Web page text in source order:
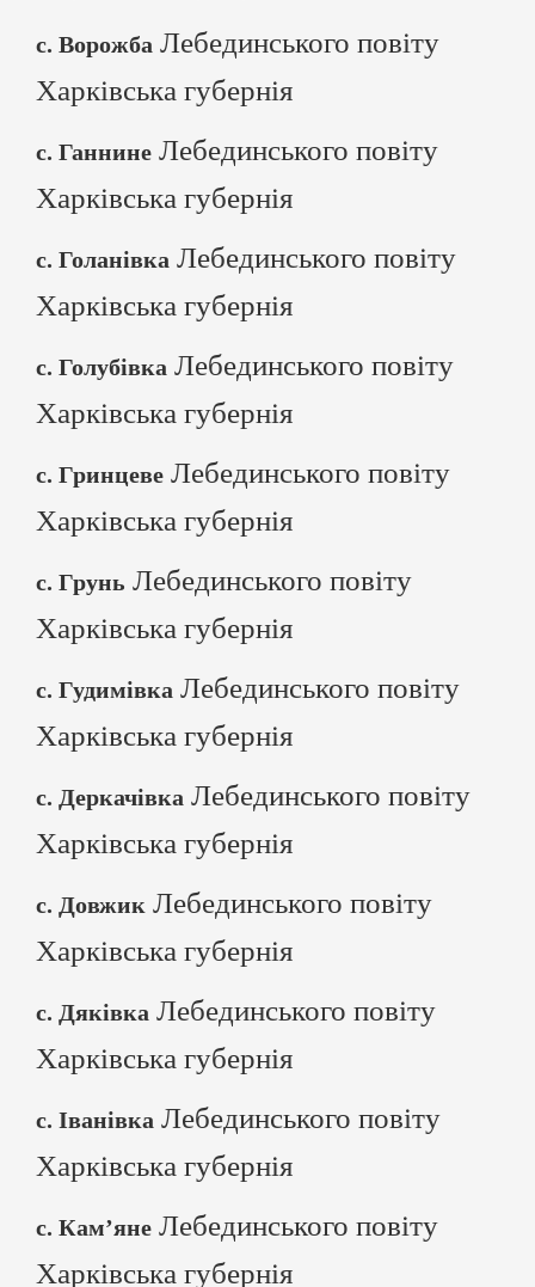
с. Ворожба Лебединського повіту
Харківська губернія
с. Ганнине Лебединського повіту
Харківська губернія
с. Голанівка Лебединського повіту
Харківська губернія
с. Голубівка Лебединського повіту
Харківська губернія
с. Гринцеве Лебединського повіту
Харківська губернія
с. Грунь Лебединського повіту
Харківська губернія
с. Гудимівка Лебединського повіту
Харківська губернія
с. Деркачівка Лебединського повіту
Харківська губернія
с. Довжик Лебединського повіту
Харківська губернія
с. Дяківка Лебединського повіту
Харківська губернія
с. Іванівка Лебединського повіту
Харківська губернія
с. Кам’яне Лебединського повіту
Харківська губернія